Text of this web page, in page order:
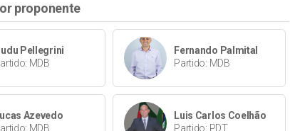
proponente
Pellegrini
MDB
Fernando Palmital
Partido: MDB
Azevedo
MDB
Luis Carlos Coelhão
Partido: PDT